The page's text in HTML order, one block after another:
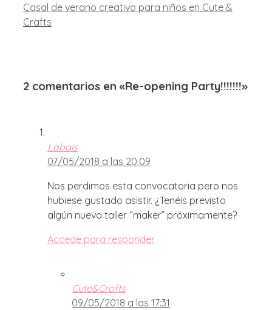
Casal de verano creativo para niños en Cute &
Crafts
2 comentarios en «Re-opening Party!!!!!!!»
Labois
07/05/2018 a las 20:09
Nos perdimos esta convocatoria pero nos
hubiese gustado asistir. ¿Tenéis previsto
algún nuevo taller “maker” próximamente?
Accede para responder
Cute&Crafts
09/05/2018 a las 17:31